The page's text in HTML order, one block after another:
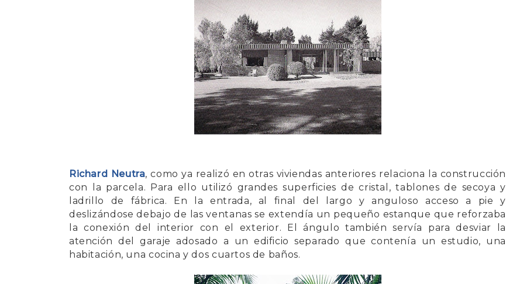
Richard Neutra, como ya realizó en otras viviendas anteriores relaciona la construcción
con la parcela. Para ello utilizó grandes superficies decristal, tablones de secoya y
ladrillo de fábrica. En la entrada, al final del largo y anguloso acceso a pie y
deslizándose debajo de las ventanas se extendía un pequeño estanque que reforzaba
la conexión del interior con el exterior. El ángulo también servía para desviar la
atención del garaje adosado a un edificio separado que contenía un estudio, una
habitación, una cocina y dos cuartos de baños.